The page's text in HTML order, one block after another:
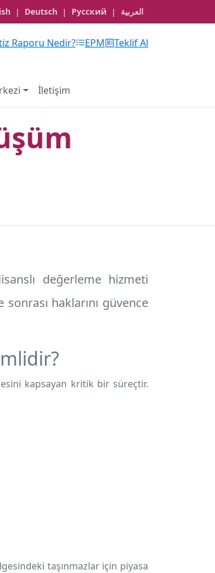
| Deutsch | Русский | العربية
Raporu Nedir? EPM Teklif Al
İletişim
değerleme hizmeti
haklarını güvence
kapsayan kritik bir süreçtir.
taşınmazlar için piyasa